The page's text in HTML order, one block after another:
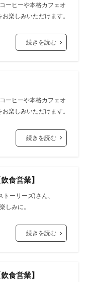
ーヒーや本格カフェオ
楽しみいただけます。
続きを読む
ーヒーや本格カフェオ
楽しみいただけます。
続きを読む
食営業】
ーリーズ)さん、
しみに。
続きを読む
食営業】